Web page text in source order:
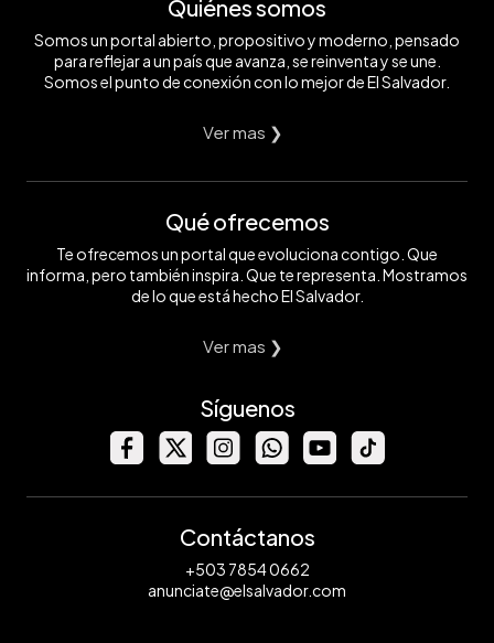
Quiénes somos
Somos un portal abierto, propositivo y moderno, pensado
para reflejar a un país que avanza, se reinventa y se une.
Somos el punto de conexión con lo mejor de El Salvador.
Ver mas ❯
Qué ofrecemos
Te ofrecemos un portal que evoluciona contigo. Que
informa, pero también inspira. Que te representa. Mostramos
de lo que está hecho El Salvador.
Ver mas ❯
Síguenos
Contáctanos
+503 7854 0662
anunciate@elsalvador.com